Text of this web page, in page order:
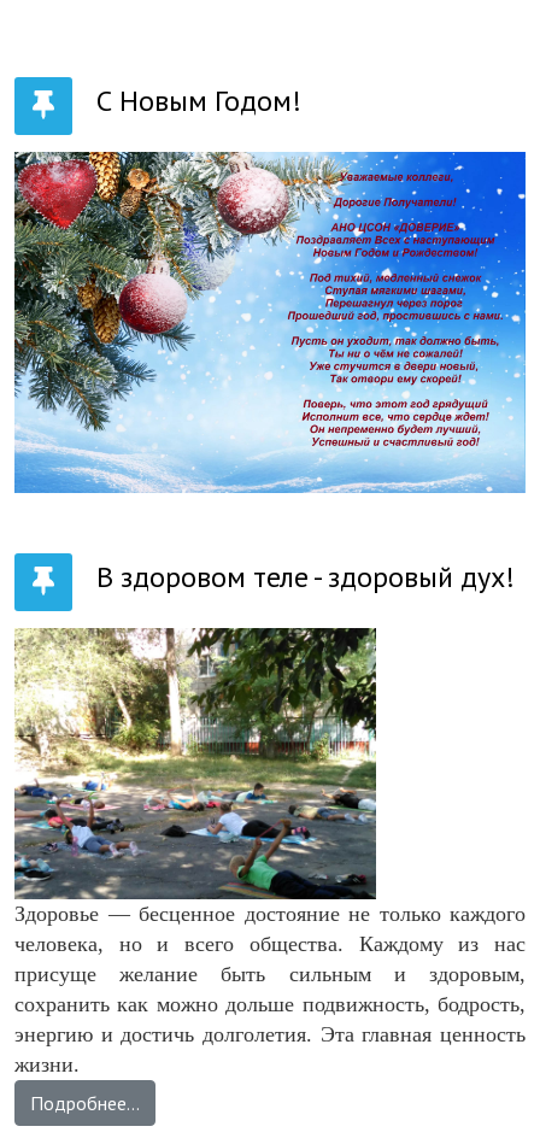
С Новым Годом!
В здоровом теле - здоровый дух!
Здоровье — бесценное достояние не только каждого
человека, но и всего общества. Каждому из нас
присуще желание быть сильным и здоровым,
сохранить как можно дольше подвижность, бодрость,
энергию и достичь долголетия. Эта главная ценность
жизни.
Подробнее...